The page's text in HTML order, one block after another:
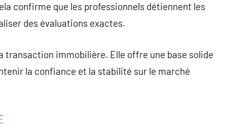
confirme que les professionnels détiennent les
des évaluations exactes.
transaction immobilière. Elle offre une base solide
la confiance et la stabilité sur le marché